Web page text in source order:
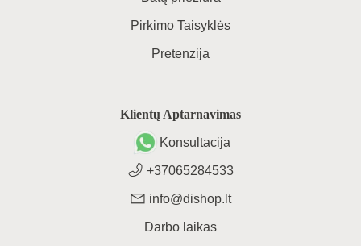
Pirkimo Taisyklės
Pretenzija
Klientų Aptarnavimas
Konsultacija
+37065284533
info@dishop.lt
Darbo laikas